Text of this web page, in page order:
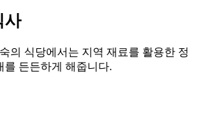
사
의 식당에서는 지역 재료를 활용한 정
를 든든하게 해줍니다.